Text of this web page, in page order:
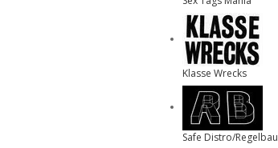
Klasse Wrecks
Safe Distro/Regelbau